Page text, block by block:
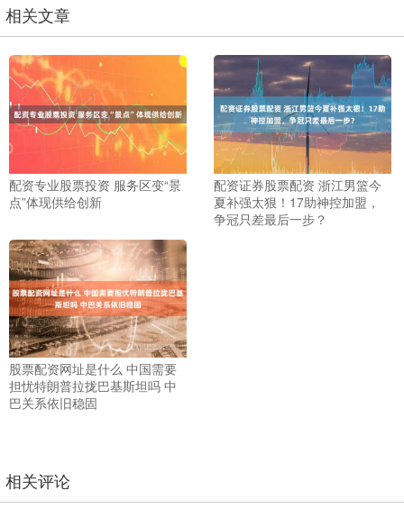
相关文章
配资专业股票投资 服务区变“景
点”体现供给创新
配资证券股票配资 浙江男篮今
夏补强太狠！17助神控加盟，
争冠只差最后一步？
股票配资网址是什么 中国需要
担忧特朗普拉拢巴基斯坦吗 中
巴关系依旧稳固
相关评论